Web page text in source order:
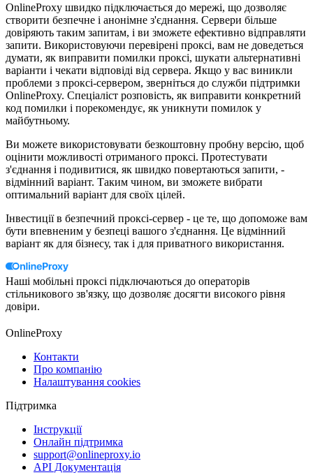
OnlineProxy швидко підключається до мережі, що дозволяє
створити безпечне і анонімне з'єднання. Сервери більше
довіряють таким запитам, і ви зможете ефективно відправляти
запити. Використовуючи перевірені проксі, вам не доведеться
думати, як виправити помилки проксі, шукати альтернативні
варіанти і чекати відповіді від сервера. Якщо у вас виникли
проблеми з проксі-сервером, зверніться до служби підтримки
OnlineProxy. Спеціаліст розповість, як виправити конкретний
код помилки і порекомендує, як уникнути помилок у
майбутньому.
Ви можете використовувати безкоштовну пробну версію, щоб
оцінити можливості отриманого проксі. Протестувати
з'єднання і подивитися, як швидко повертаються запити, -
відмінний варіант. Таким чином, ви зможете вибрати
оптимальний варіант для своїх цілей.
Інвестиції в безпечний проксі-сервер - це те, що допоможе вам
бути впевненим у безпеці вашого з'єднання. Це відмінний
варіант як для бізнесу, так і для приватного використання.
Наші мобільні проксі підключаються до операторів
стільникового зв'язку, що дозволяє досягти високого рівня
довіри.
OnlineProxy
Контакти
Про компанію
Налаштування cookies
Підтримка
Інструкції
Онлайн підтримка
support@onlineproxy.io
API Документація